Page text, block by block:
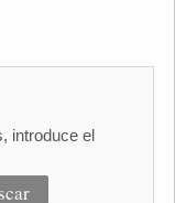
introduce el